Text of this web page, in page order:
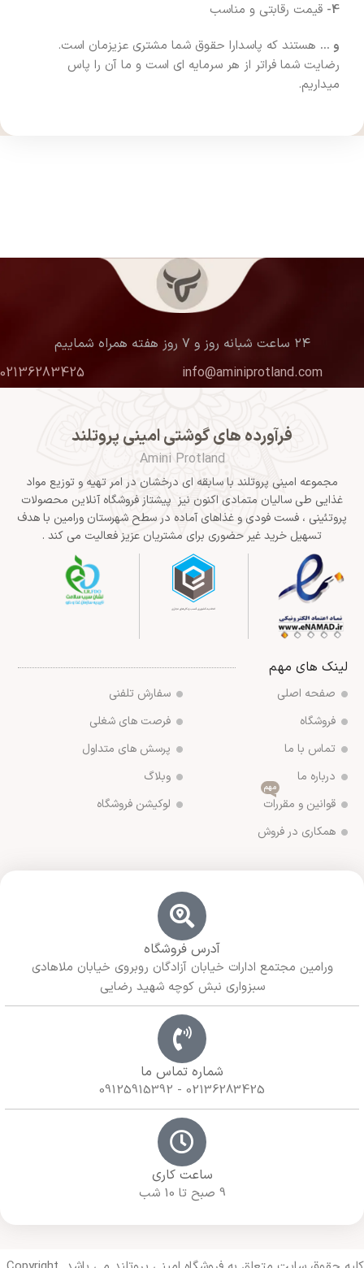
4- قیمت رقابتی و مناسب
و … هستند که پاسدارا حقوق شما مشتری عزیزمان است.
رضایت شما فراتر از هر سرمایه ای است و ما آن را پاس
میداریم.
۲۴ ساعت شبانه روز و ۷ روز هفته همراه شماییم
info@aminiprotland.com
02136283425
فرآورده های گوشتی امینی پروتلند
Amini Protland
مجموعه امینی پروتلند با سابقه ای درخشان در امر تهیه و توزیع مواد
غذایی طی سالیان متمادی اکنون نیز پیشتاز فروشگاه آنلاین محصولات
پروتئینی ، فست فودی و غذاهای آماده در سطح شهرستان ورامین با هدف
تسهیل خرید غیر حضوری برای مشتریان عزیز فعالیت می کند .
لینک های مهم
صفحه اصلی
فروشگاه
تماس با ما
درباره ما
قوانین و مقررات
مهم
همکاری در فروش
سفارش تلفنی
فرصت های شغلی
پرسش های متداول
وبلاگ
لوکیشن فروشگاه
آدرس فروشگاه
ورامین مجتمع ادارات خیابان آزادگان روبروی خیابان ملاهادی
سبزواری نبش کوچه شهید رضایی
شماره تماس ما
02136283425 - 09125915392
ساعت کاری
9 صبح تا 10 شب